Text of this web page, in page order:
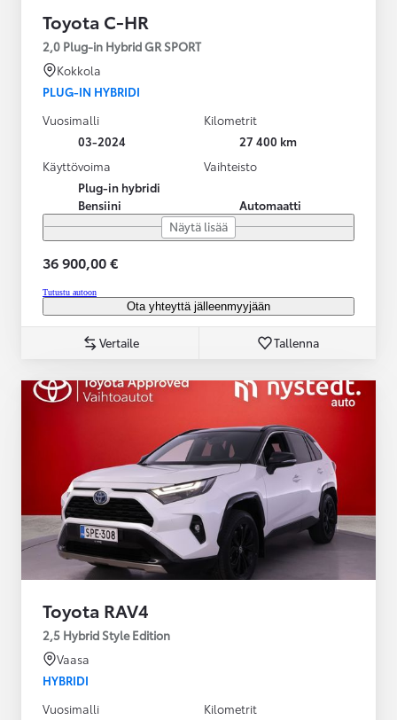
Toyota C-HR
2,0 Plug-in Hybrid GR SPORT
Kokkola
PLUG-IN HYBRIDI
Vuosimalli
03-2024
Kilometrit
27 400 km
Käyttövoima
Plug-in hybridi
Bensiini
Vaihteisto
Automaatti
Näytä lisää
36 900,00 €
Tutustu autoon
Ota yhteyttä jälleenmyyjään
Vertaile Tallenna
Toyota RAV4
2,5 Hybrid Style Edition
Vaasa
HYBRIDI
Vuosimalli
Kilometrit